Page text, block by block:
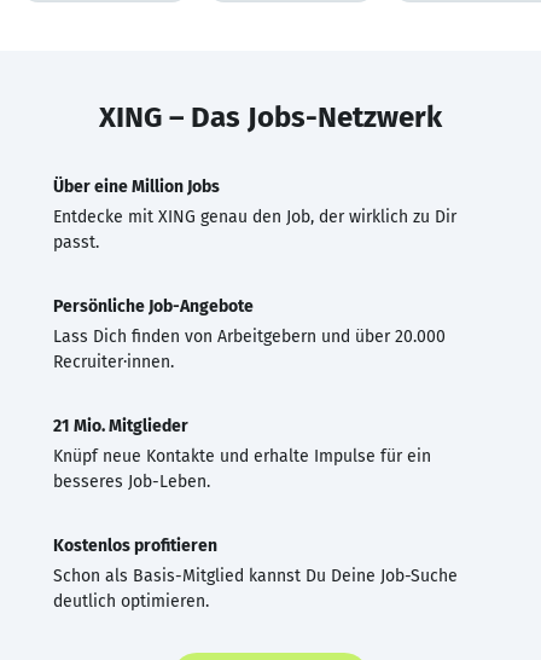
XING – Das Jobs-Netzwerk
Über eine Million Jobs
Entdecke mit XING genau den Job, der wirklich zu Dir
passt.
Persönliche Job-Angebote
Lass Dich finden von Arbeitgebern und über 20.000
Recruiter·innen.
21 Mio. Mitglieder
Knüpf neue Kontakte und erhalte Impulse für ein
besseres Job-Leben.
Kostenlos profitieren
Schon als Basis-Mitglied kannst Du Deine Job-Suche
deutlich optimieren.